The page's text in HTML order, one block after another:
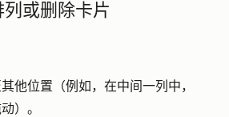
或删除卡片
他位置（例如，在中间一列中，
）。